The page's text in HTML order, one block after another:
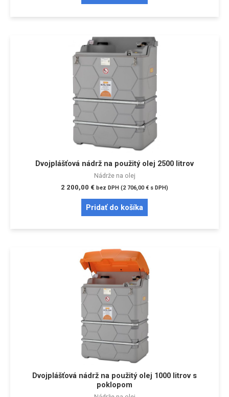
Dvojplášťová nádrž na použitý olej 2500 litrov
Nádrže na olej
2 200,00 € bez DPH (2 706,00€ s DPH)
Pridať do košíka
Dvojplášťová nádrž na použitý olej 1000 litrov s
poklopom